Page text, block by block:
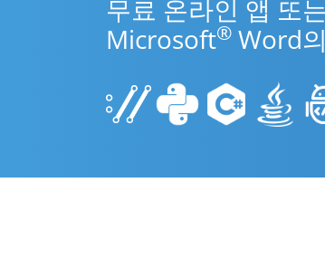
무료 온라인 앱 또
Microsoft® Word